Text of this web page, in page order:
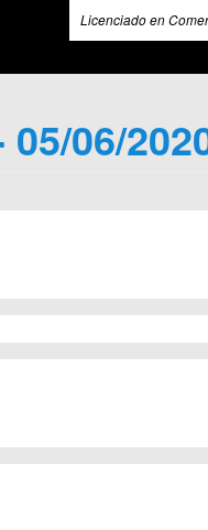
Artificial
05/06/